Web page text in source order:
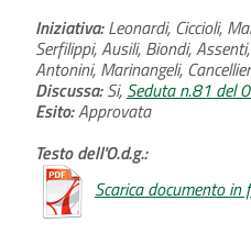
Iniziativa:Leonardi, Ciccioli,
Serfilippi, Ausili, Biondi,
Antonini, Marinangeli,
Discussa:Si, Seduta n.81
Esito:Approvata
Testo dell'O.d.g.:
Scarica documento in